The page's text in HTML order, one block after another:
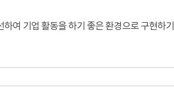
여 기업 활동을 하기 좋은 환경으로 구현하기